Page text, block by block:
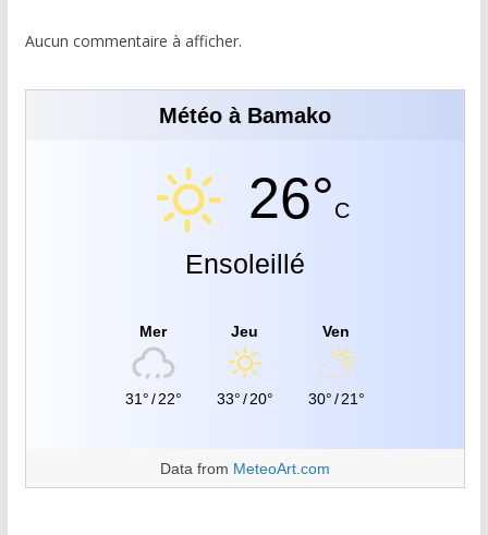
Aucun commentaire à afficher.
Météo à Bamako
26°C
Ensoleillé
Mer
31°/22°
Jeu
33°/20°
Ven
30°/21°
Data from MeteoArt.com